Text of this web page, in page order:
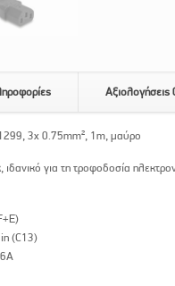
Αξιολογήσεις
3x 0.75mm², 1m, μαύρο
για τη τροφοδοσία
(C13)